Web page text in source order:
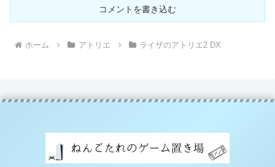
コメントを書き込む
ホーム アトリエ ライザのアトリエ2 DX